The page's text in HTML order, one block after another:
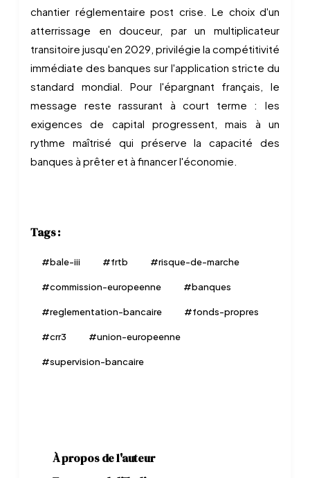
chantier réglementaire post crise. Le choix d'un
atterrissage en douceur, par un multiplicateur
transitoire jusqu'en 2029, privilégie la compétitivité
immédiate des banques sur l'application stricte du
standard mondial. Pour l'épargnant français, le
message reste rassurant à court terme : les
exigences de capital progressent, mais à un
rythme maîtrisé qui préserve la capacité des
banques à prêter et à financer l'économie.
Tags :
#bale-iii #frtb #risque-de-marche
#commission-europeenne #banques
#reglementation-bancaire #fonds-propres
#crr3 #union-europeenne
#supervision-bancaire
À propos de l'auteur